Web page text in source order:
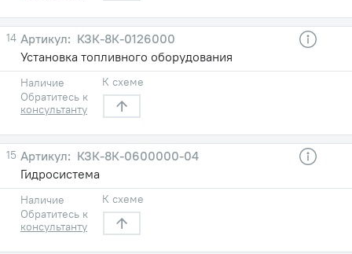
14
КЗК-8К-0126000
Установка топливного оборудования
Наличие
Обратитесь к
консультанту
К схеме
15
КЗК-8К-0600000-04
Гидросистема
Наличие
Обратитесь к
консультанту
К схеме